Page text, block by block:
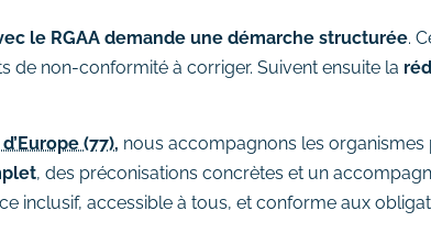
le RGAA demande une démarche structurée.
de non-conformité à corriger. Suivent ensuite la
(77), nous accompagnons les
, des préconisations concrètes et un
inclusif, accessible à tous, et conforme aux